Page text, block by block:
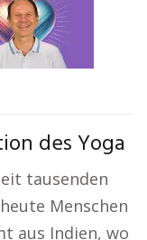
des Yoga
tausenden
Menschen
aus Indien, wo